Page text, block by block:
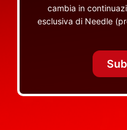
cambia in
esclusiva di Needle
TV non visibili